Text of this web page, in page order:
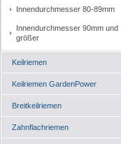
Innendurchmesser 80-89mm
Innendurchmesser 90mm und
größer
Keilriemen
Keilriemen GardenPower
Breitkeilriemen
Zahnflachriemen